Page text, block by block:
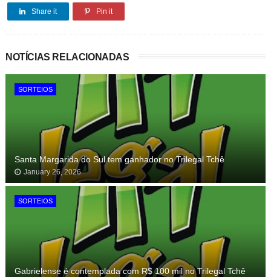
Share it Pin it
NOTÍCIAS RELACIONADAS
SORTEIOS
Santa Margarida do Sul tem ganhador no Trilegal Tchê
January 26, 2026
SORTEIOS
Gabrielense é contemplada com R$ 100 mil no Trilegal Tchê